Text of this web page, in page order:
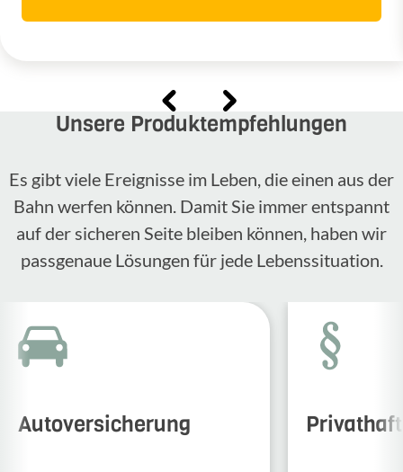
Unsere Produktempfehlungen
Es gibt viele Ereignisse im Leben, die einen aus der
Bahn werfen können. Damit Sie immer entspannt
auf der sicheren Seite bleiben können, haben wir
passgenaue Lösungen für jede Lebenssituation.
Autoversicherung